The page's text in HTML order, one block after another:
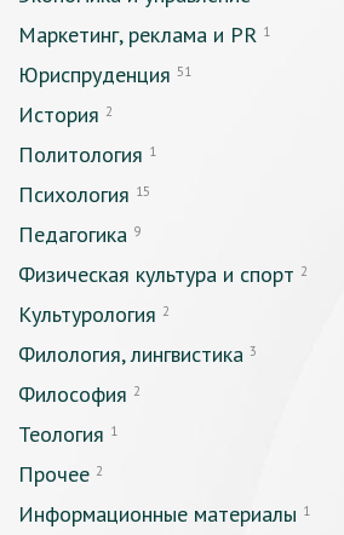
Маркетинг, реклама и PR 1
Юриспруденция 51
История 2
Политология 1
Психология 15
Педагогика 9
Физическая культура и спорт 2
Культурология 2
Филология, лингвистика 3
Философия 2
Теология 1
Прочее 2
Информационные материалы 1